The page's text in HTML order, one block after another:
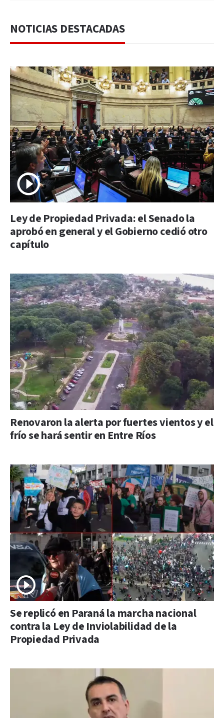
NOTICIAS DESTACADAS
Ley de Propiedad Privada: el Senado la
aprobó en general y el Gobierno cedió otro
capítulo
Renovaron la alerta por fuertes vientos y el
frío se hará sentir en Entre Ríos
Se replicó en Paraná la marcha nacional
contra la Ley de Inviolabilidad de la
Propiedad Privada